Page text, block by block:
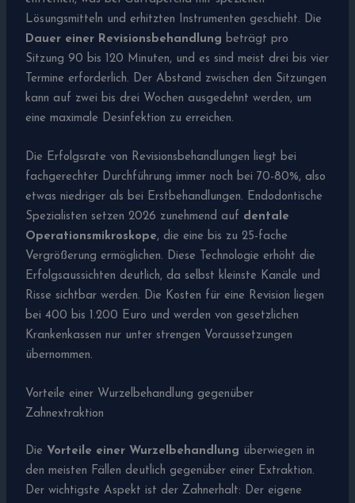
Lösungsmitteln und erhitzten Instrumenten geschieht. Die
Dauer einer Revisionsbehandlung beträgt pro
Sitzung 90 bis 120 Minuten, und es sind meist drei bis vier
Termine erforderlich. Der Abstand zwischen den Sitzungen
kann auf zwei bis drei Wochen ausgedehnt werden, um
eine maximale Desinfektion zu erreichen.
Die Erfolgsrate von Revisionsbehandlungen liegt bei
fachgerechter Durchführung immer noch bei 70-80%, also
etwas niedriger als bei Erstbehandlungen. Endodontische
Spezialisten setzen 2026 zunehmend auf dentale
Operationsmikroskope, die eine bis zu 25-fache
Vergrößerung ermöglichen. Diese Technologie erhöht die
Erfolgsaussichten deutlich, da selbst kleinste Kanäle und
Risse sichtbar werden. Die Kosten für eine Revision liegen
bei 400 bis 1.200 Euro und werden von gesetzlichen
Krankenkassen nur unter strengen Voraussetzungen
übernommen.
Vorteile einer Wurzelbehandlung gegenüber
Zahnextraktion
Die Vorteile einer Wurzelbehandlung überwiegen in
den meisten Fällen deutlich gegenüber einer Extraktion.
Der wichtigste Aspekt ist der Zahnerhalt: Der eigene